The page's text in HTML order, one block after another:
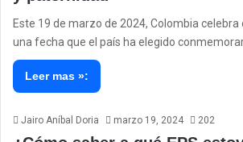
Este 19 de marzo de 2024, Colombia celebra
una fecha que el país ha elegido
Leer mas »:
Jairo Aníbal Doria marzo 19, 2024 202